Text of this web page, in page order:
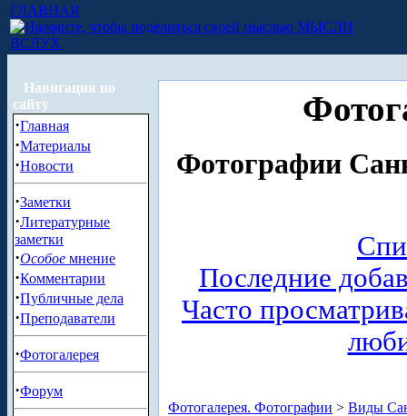
ГЛАВНАЯ
МЫСЛИ
ВСЛУХ
Навигация по
сайту
·Главная
·Материалы
·Новости
·Заметки
·Литературные
заметки
·Особое мнение
·Комментарии
·Публичные дела
·Преподаватели
·Фотогалерея
·Форум
Фотографии
Последние
Часто
Фотогалерея. Фотографии > Виды